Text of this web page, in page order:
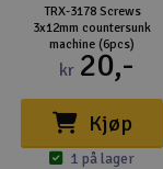
TRX-3178 Screws
3x12mm countersunk
machine (6pcs)
kr 20,-
Kjøp
1 på lager